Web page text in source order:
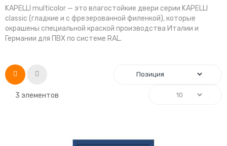
KAPELLI multicolor — это влагостойкие двери серии KAPELLI
classic (гладкие и с фрезерованной филенкой), которые
окрашены специальной краской производства Италии и
Германии для ПВХ по системе RAL.
Список
3 элементов